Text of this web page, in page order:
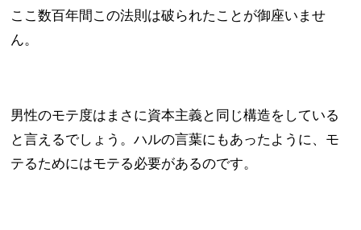
ここ数百年間この法則は破られたことが御座いませ
ん。
男性のモテ度はまさに資本主義と同じ構造をしている
と言えるでしょう。ハルの言葉にもあったように、モ
テるためにはモテる必要があるのです。